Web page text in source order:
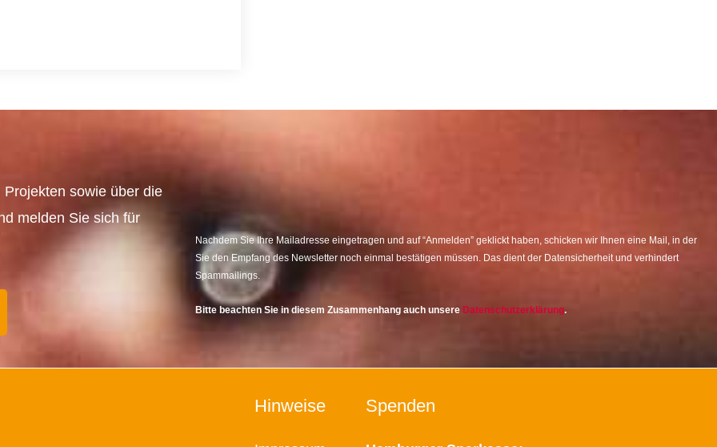
sowie über die
melden Sie sich für
Nachdem Sie Ihre Mailadresse eingetragen und auf “Anmelden” geklickt haben, schicken wir Ihnen eine Mail, in der
Sie den Empfang des Newsletter noch einmal bestätigen müssen. Das dient der Datensicherheit und verhindert
Spammailings.
Bitte beachten Sie in diesem Zusammenhang auch unsere Datenschutzerklärung.
Hinweise Spenden